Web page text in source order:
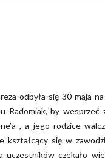
odbyła się 30 maja
Radomiak, by wesprzeć
, a jego rodzice
kształcący się w
uczestników czekało